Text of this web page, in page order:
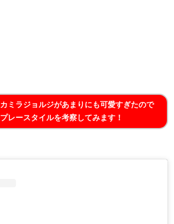
カミラジョルジがあまりにも可愛すぎたので
プレースタイルを考察してみます！